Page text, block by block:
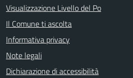
Visualizzazione Livello del Po
Il Comune ti ascolta
Informativa privacy
Note legali
Dichiarazione di accessibilità